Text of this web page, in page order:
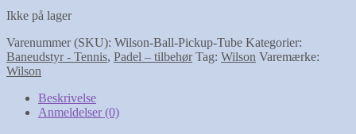
Ikke på lager
Varenummer (SKU): Wilson-Ball-Pickup-Tube Kategorier:
Baneudstyr - Tennis, Padel – tilbehør Tag: Wilson Varemærke:
Wilson
Beskrivelse
Anmeldelser (0)